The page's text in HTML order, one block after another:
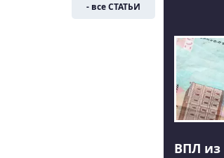
- все СТАТЬИ
ВПЛ из